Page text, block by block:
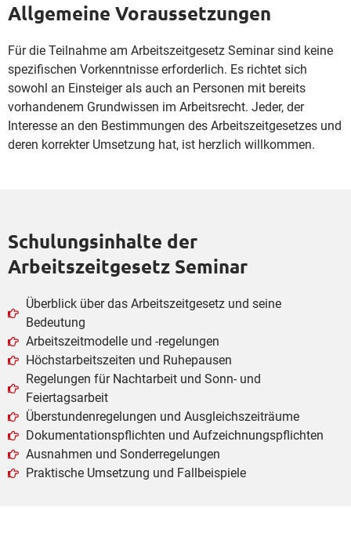
Allgemeine Voraussetzungen
Für die Teilnahme am Arbeitszeitgesetz Seminar sind keine
spezifischen Vorkenntnisse erforderlich. Es richtet sich
sowohl an Einsteiger als auch an Personen mit bereits
vorhandenem Grundwissen im Arbeitsrecht. Jeder, der
Interesse an den Bestimmungen des Arbeitszeitgesetzes und
deren korrekter Umsetzung hat, ist herzlich willkommen.
Schulungsinhalte der
Arbeitszeitgesetz Seminar
Überblick über das Arbeitszeitgesetz und seine
Bedeutung
Arbeitszeitmodelle und -regelungen
Höchstarbeitszeiten und Ruhepausen
Regelungen für Nachtarbeit und Sonn- und
Feiertagsarbeit
Überstundenregelungen und Ausgleichszeiträume
Dokumentationspflichten und Aufzeichnungspflichten
Ausnahmen und Sonderregelungen
Praktische Umsetzung und Fallbeispiele